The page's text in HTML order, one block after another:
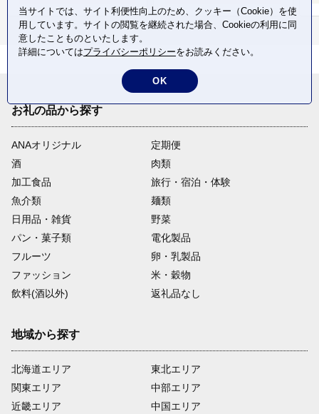
お礼の品から探す
ANAオリジナル
定期便
酒
肉類
加工食品
旅行・宿泊・体験
魚介類
麺類
日用品・雑貨
野菜
パン・菓子類
電化製品
フルーツ
卵・乳製品
ファッション
米・穀物
飲料(酒以外)
返礼品なし
地域から探す
北海道エリア
関東エリア
近畿エリア
東北エリア
中部エリア
中国エリア
当サイトでは、サイト利便性向上のため、クッキー（Cookie）を使
用しています。サイトの閲覧を継続された場合、Cookieの利用に同
意したことものといたします。
詳細についてはプライバシーポリシーをお読みください。
OK